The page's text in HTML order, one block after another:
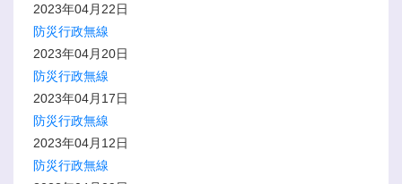
2023年04月22日
防災行政無線
2023年04月20日
防災行政無線
2023年04月17日
防災行政無線
2023年04月12日
防災行政無線